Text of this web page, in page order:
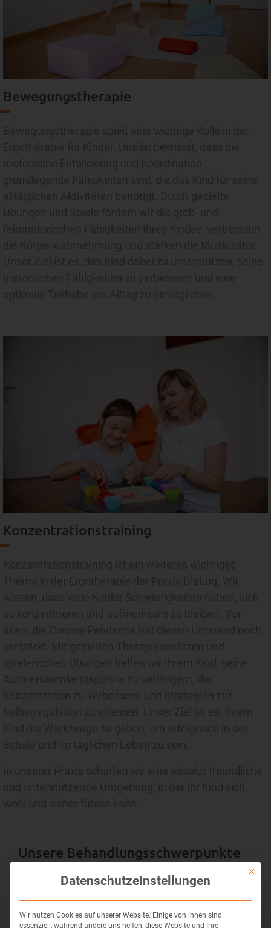
Bewegungstherapie
Konzentrationstraining
Unsere Behandlungsschwerpunkte
Autismus
Mit
Datenschutzeinstellungen
Wir nutzen Cookies auf unserer Website. Einige von ihnen sind
essenziell, während andere uns helfen, diese Website und Ihre